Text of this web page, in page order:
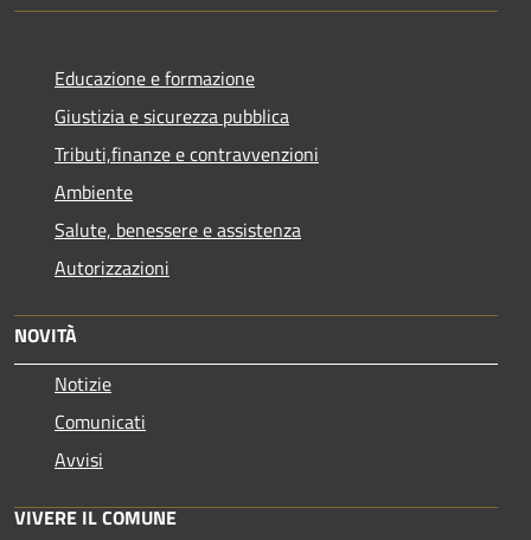
Educazione e formazione
Giustizia e sicurezza pubblica
Tributi,finanze e contravvenzioni
Ambiente
Salute, benessere e assistenza
Autorizzazioni
NOVITÀ
Notizie
Comunicati
Avvisi
VIVERE IL COMUNE